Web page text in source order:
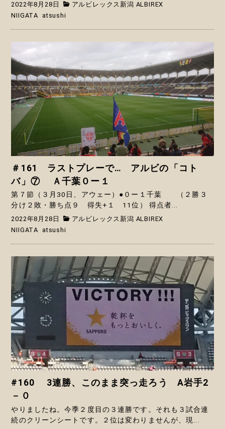
2022年8月28日
アルビレックス新潟 ALBIREX
NIIGATA
atsushi
＃161 ラストプレーで… アルビの「コト
バ」⑦ Ａ千葉０ー１
第７節（３月30日、アウェー）●０ー１千葉 （２勝３
分け２敗・勝ち点９ 得失+１ 11位） 得点者...
2022年8月28日
アルビレックス新潟 ALBIREX
NIIGATA
atsushi
#160 3連勝、このまま突っ走ろう A岩手2
－０
やりましたね。今季２度目の３連勝です。それも３試合連
続のクリーンシートです。２位は変わりませんが、現...